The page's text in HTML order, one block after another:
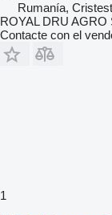
Rumanía,
ROYAL DRU AGRO
Contacte con el
1